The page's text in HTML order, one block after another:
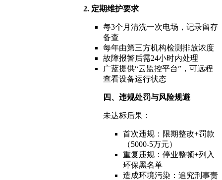
2. 定期维护要求
每3个月清洗一次电场，记录留存
备查
每年由第三方机构检测排放浓度
故障报警后需24小时内处理
广蓝提供“云监控平台”，可远程
查看设备运行状态
四、违规处罚与风险规避
未达标后果：
首次违规：限期整改+罚款
（5000-5万元）
重复违规：停业整顿+列入
环保黑名单
造成环境污染：追究刑事责